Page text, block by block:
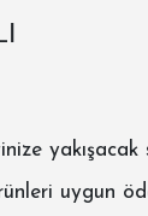
yakışacak
uygun